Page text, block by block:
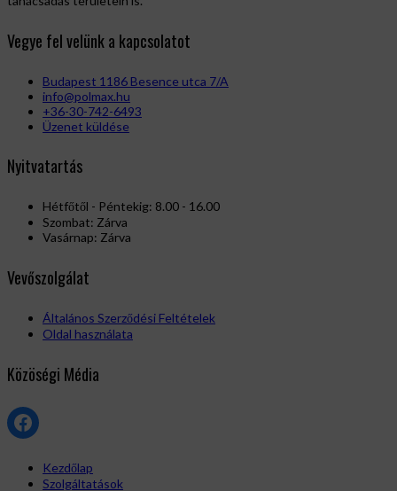
Vegye fel velünk a kapcsolatot
Budapest 1186 Besence utca 7/A
info@polmax.hu
+36-30-742-6493
Üzenet küldése
Nyitvatartás
Hétfőtől - Péntekig: 8.00 - 16.00
Szombat: Zárva
Vasárnap: Zárva
Vevőszolgálat
Általános Szerződési Feltételek
Oldal használata
Közöségi Média
Facebook
Kezdőlap
Szolgáltatások